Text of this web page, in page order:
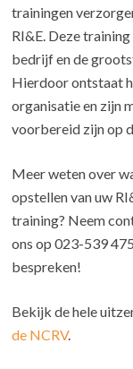
trainingen
RI&E. Deze
bedrijf en de
Hierdoor ontstaat
organisatie en zijn
voorbereid zijn op
Meer weten over
opstellen van uw
training? Neem
ons op 023-539
bespreken!
Bekijk de hele
de NCRV.